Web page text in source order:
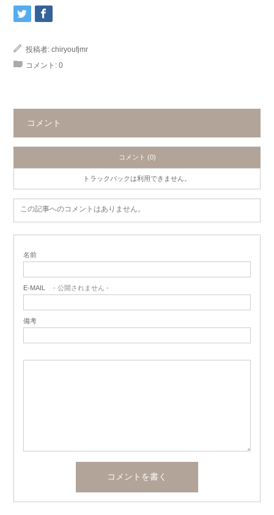
投稿者: chiryoufjmr
コメント: 0
コメント
コメント (0)
トラックバックは利用できません。
この記事へのコメントはありません。
名前
E-MAIL - 公開されません -
備考